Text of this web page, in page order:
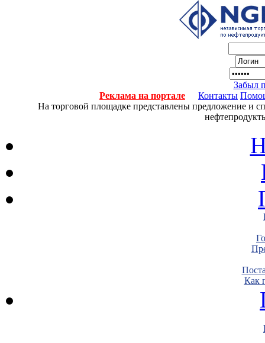
Забыл
Реклама на портале
Контакты
На торговой площадке представлены предложение и
Как